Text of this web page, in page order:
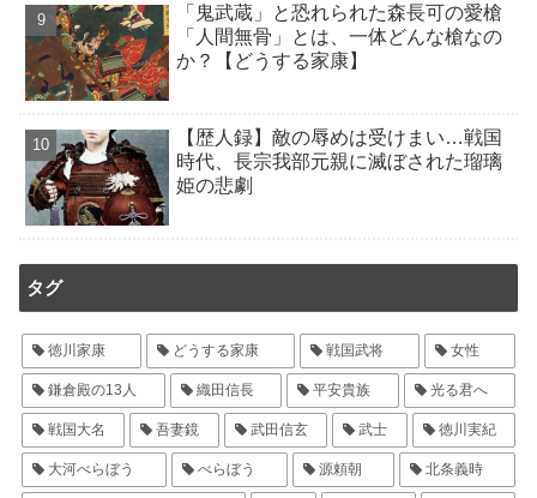
「鬼武蔵」と恐れられた森長可の愛槍
「人間無骨」とは、一体どんな槍なの
か？【どうする家康】
【歴人録】敵の辱めは受けまい…戦国
時代、長宗我部元親に滅ぼされた瑠璃
姫の悲劇
タグ
徳川家康 どうする家康 戦国武将 女性
鎌倉殿の13人 織田信長 平安貴族 光る君へ
戦国大名 吾妻鏡 武田信玄 武士 徳川実紀
大河べらぼう べらぼう 源頼朝 北条義時